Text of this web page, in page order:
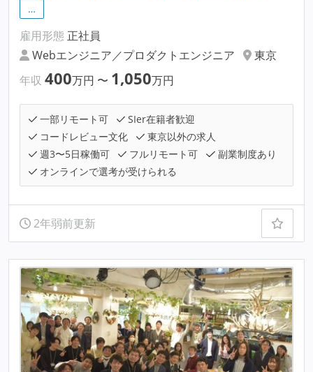
…
雇用形態 正社員
Webエンジニア／プロダクトエンジニア
東京
年収 400万円 〜 1,050万円
一部リモート可
SIer在籍者歓迎
コードレビュー文化
東京以外の求人
週3〜5日稼働可
フルリモート可
副業制度あり
オンラインで選考が受けられる
2年弱前更新